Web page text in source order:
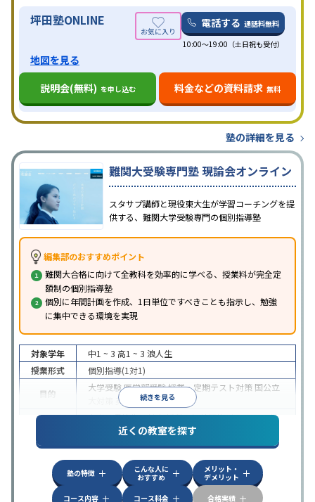
坪田塾ONLINE 電話する 通話料無料
10:00～19:00（土日祝も受付）
地図を見る
説明会(無料) を申し込む 料金などの資料請求 無料
塾の詳細を見る
難関大受験専門塾 現論会オンライン
スタサプ講師と現役東大生が学習コーチングを提
供する、難関大学受験専門の個別指導塾
編集部のおすすめポイント
難関大合格に向けて全教科を効率的に学べる、授業料が完全定
額制の個別指導塾
個別に年間計画を作成、1日単位ですべきことも指示し、勉強
に集中できる環境を実現
続きを見る
対象学年 中1 ~ 3 高1 ~ 3 浪人生
授業形式
個別指導(1対1)
目的
大学受験医学部受験授業・定期テスト対策 国公立
英検(英語検定)対策
中高一貫校生に対応授業の振替可能オンライン対
自習室あり
近くの教室を探す
塾の特徴
こんな人に
おすすめ
メリット・
デメリット
コース内容
コース料金 合格実績